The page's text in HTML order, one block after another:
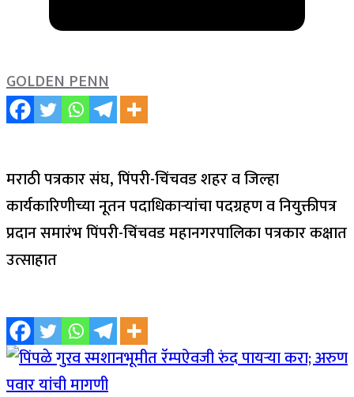
GOLDEN PENN
मराठी पत्रकार संघ, पिंपरी-चिंचवड शहर व जिल्हा
कार्यकारिणीच्या नूतन पदाधिकाऱ्यांचा पदग्रहण व नियुक्तीपत्र
प्रदान समारंभ पिंपरी-चिंचवड महानगरपालिका पत्रकार कक्षात
उत्साहात